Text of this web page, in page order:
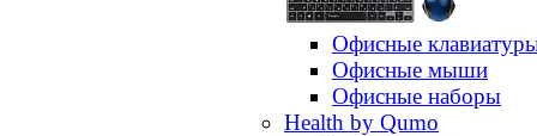
Офисные
Офисные мыши
Офисные наборы
Health by Qumo